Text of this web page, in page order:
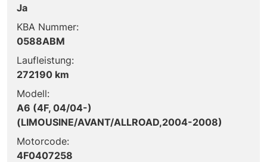
Ja
KBA Nummer:
0588ABM
Laufleistung:
272190 km
Modell:
A6 (4F, 04/04-)
(LIMOUSINE/AVANT/ALLROAD,2004-2008)
Motorcode:
4F0407258